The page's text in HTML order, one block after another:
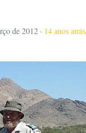
de 2012 · 14 anos atrás